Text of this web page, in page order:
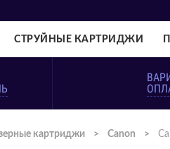
СТРУЙНЫЕ КАРТРИДЖИ
картриджи > Canon >